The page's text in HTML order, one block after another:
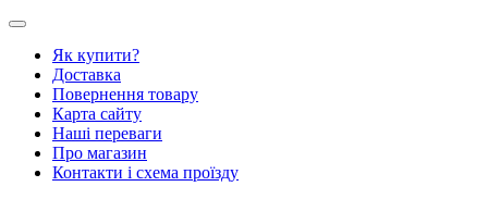
Як купити?
Доставка
Повернення товару
Карта сайту
Наші переваги
Про магазин
Контакти і схема проїзду